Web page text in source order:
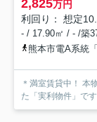
2,825万円
利回り： 想定
- / 17.90㎡ / - /築
熊本市電A系統
＊満室賃貸中！ 本
た「実利物件」で